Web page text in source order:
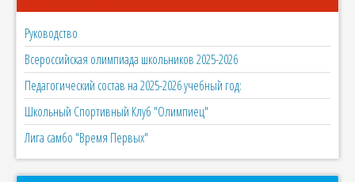
Руководство
Всероссийская олимпиада школьников 2025-2026
Педагогический состав на 2025-2026 учебный год:
Школьный Спортивный Клуб "Олимпиец"
Лига самбо "Время Первых"